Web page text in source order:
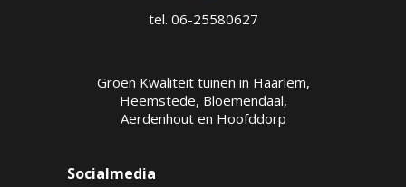
tel. 06-25580627
Groen Kwaliteit tuinen in Haarlem,
Heemstede, Bloemendaal,
Aerdenhout en Hoofddorp
Socialmedia